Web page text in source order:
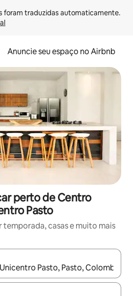
Anuncie seu espaço no Airbnb
perto de Centro
Pasto
temporada, casas e muito mais
estiverem disponíveis, explore-os